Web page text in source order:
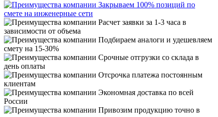
Закрываем 100% позиций по
смете на инженерные сети
Расчет заявки за 1-3 часа в
зависимости от объема
Подбираем аналоги и удешевляем
смету на 15-30%
Срочные отгрузки со склада в
день оплаты
Отсрочка платежа постоянным
клиентам
Экономная доставка по всей
России
Привозим продукцию точно в